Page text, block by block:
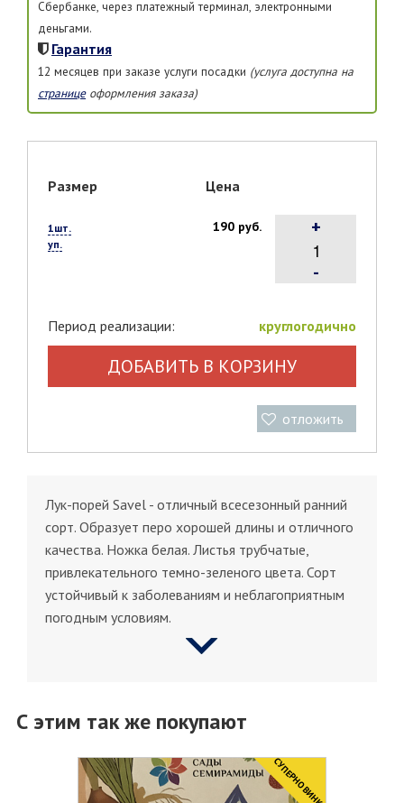
Сбербанке, через платежный терминал, электронными
деньгами.
Гарантия
12 месяцев при заказе услуги посадки (услуга доступна на
страницеоформления заказа)
Размер Цена
1шт.
уп.
190 руб.
-
+
Период реализации: круглогодично
ДОБАВИТЬ В КОРЗИНУ
отложить
Лук-порей Savel - отличный всесезонный ранний
сорт. Образует перо хорошей длины и отличного
качества. Ножка белая. Листья трубчатые,
привлекательного темно-зеленого цвета. Сорт
устойчивый к заболеваниям и неблагоприятным
погодным условиям.
С этим так же покупают
CУПЕРНОВИНКА